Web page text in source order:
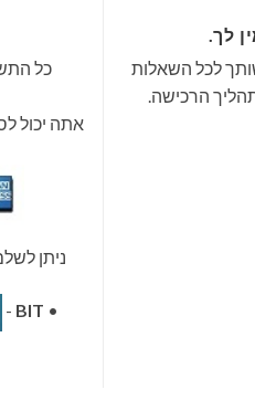
לך.
לכל השאלות
הרכישה.
כל
אתה יכול
ניתן
•
BIT
-